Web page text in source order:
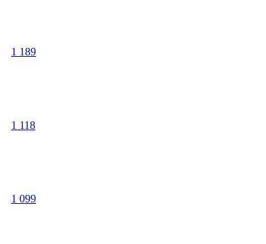
1 189
1 118
1 099